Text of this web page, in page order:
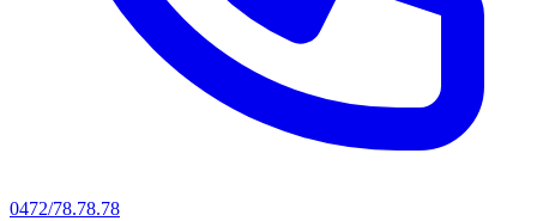
0472/78.78.78